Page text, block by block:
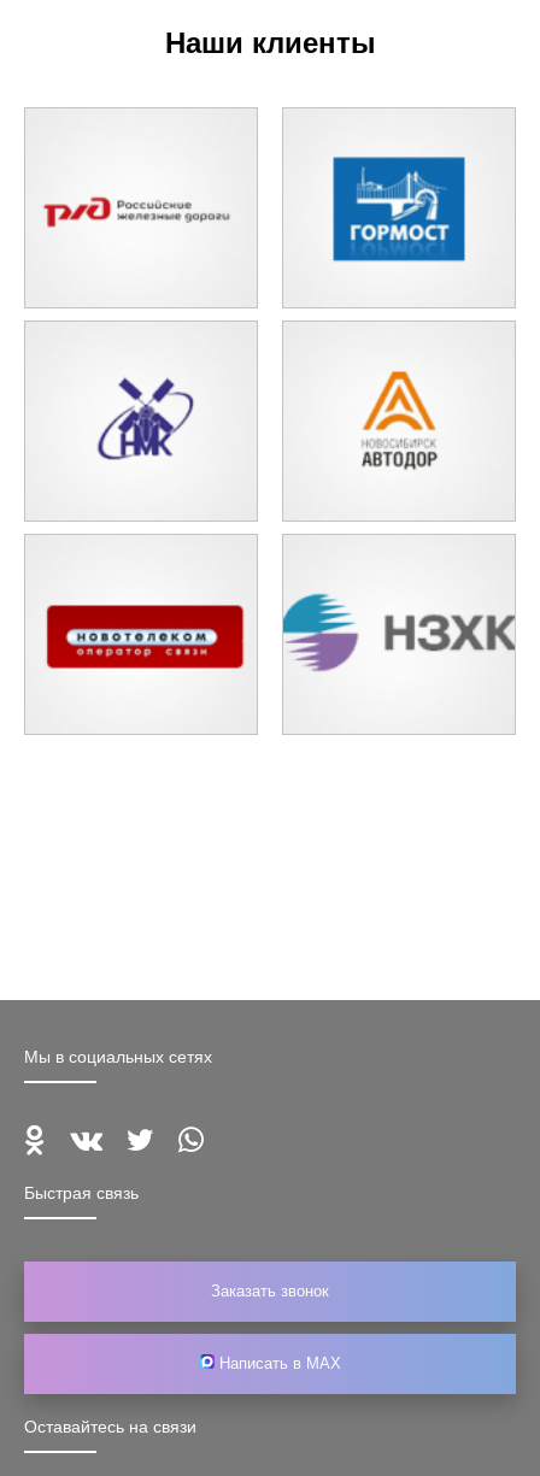
Наши клиенты
Оставайтесь на связи
Мы в социальных сетях
Быстрая связь
Заказать звонок
Написать в MAX